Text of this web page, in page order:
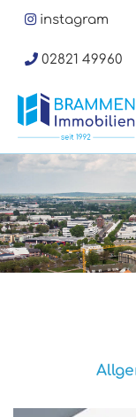
Inhalt
02821 49960
instagram